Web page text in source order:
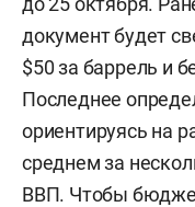
документ будет
$50 за баррель и
Последнее
ориентируясь на
среднем за
ВВП. Чтобы